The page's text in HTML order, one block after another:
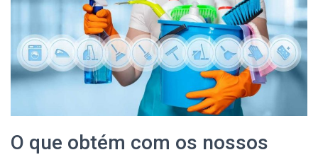
O que obtém com os nossos